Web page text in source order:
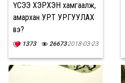
ҮСЭЭ ХЭРХЭН хамгаалж,
амархан УРТ УРГУУЛАХ
вэ?
1373 266732018-03-23